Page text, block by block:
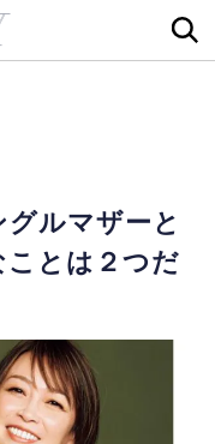
グルマザーと
ことは２つだ